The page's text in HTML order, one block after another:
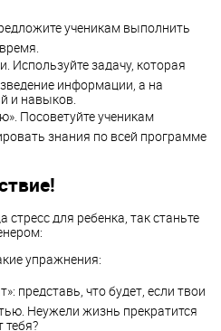
ученикам выполнить
Используйте задачу, которая
информации, а на
и навыков.
Посоветуйте ученикам
знания по всей программе
стресс для ребенка, так станьте
упражнения:
представь, что будет, если твои
Неужели жизнь прекратится
тебя?